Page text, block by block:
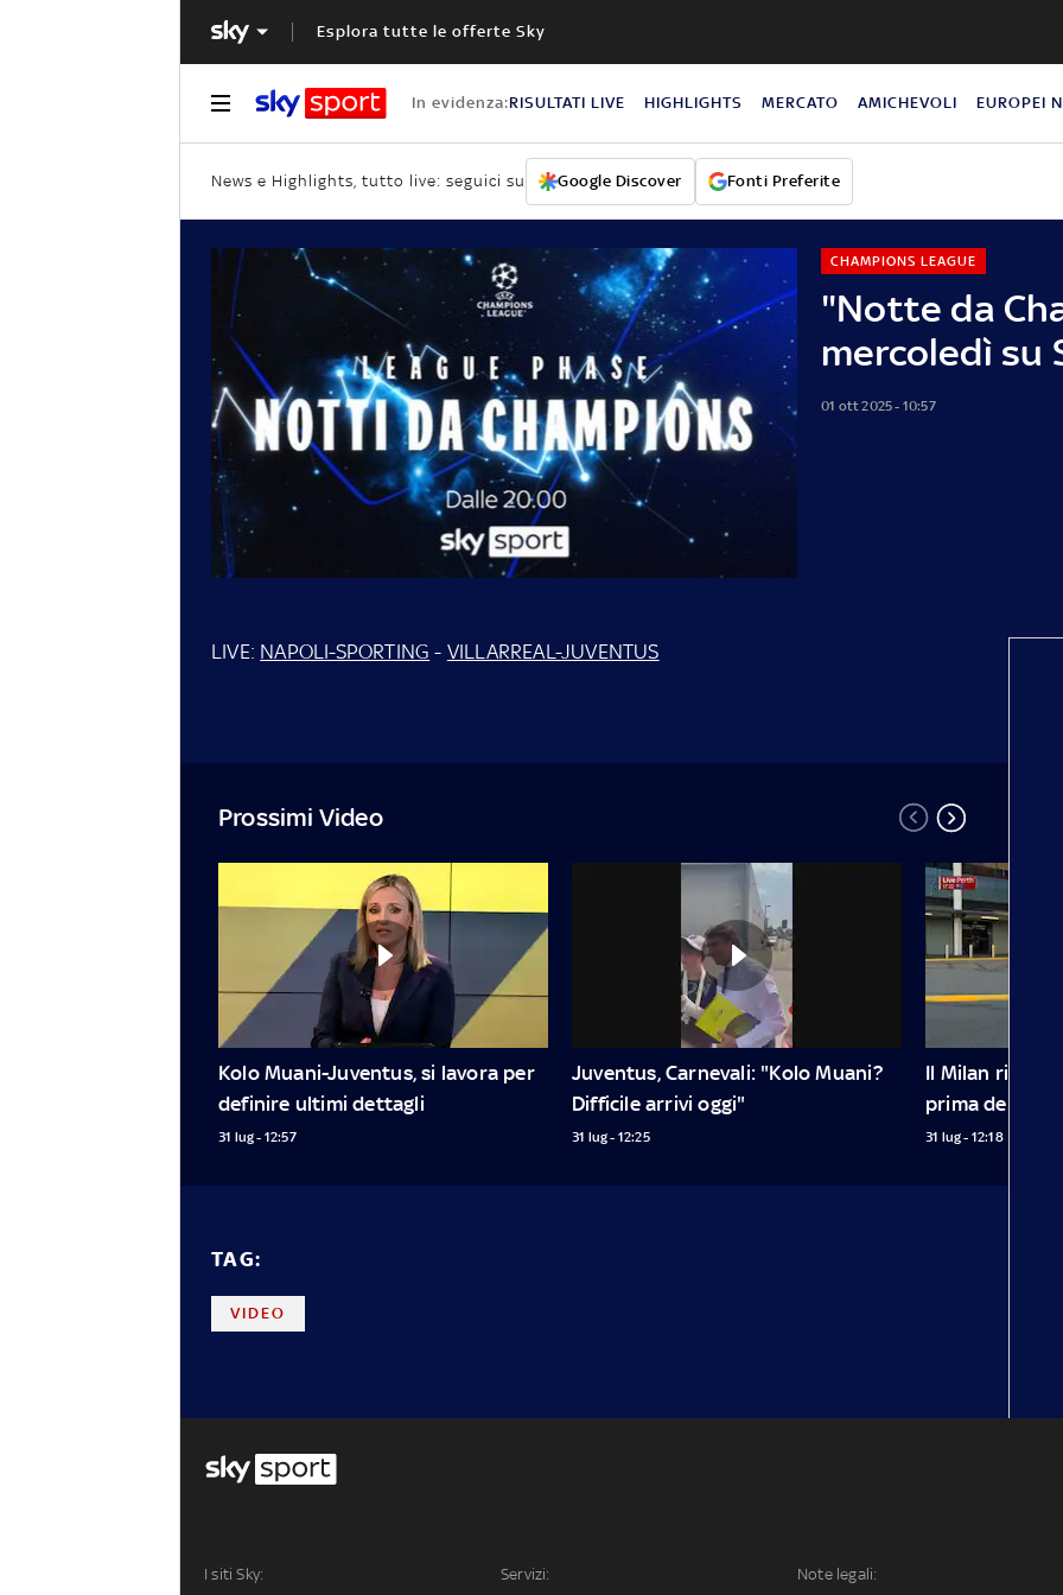
Esplora tutte le offerte Sky
In evidenza:RISULTATI LIVE HIGHLIGHTS MERCATO AMICHEVOLI EUROPEI
News e Highlights, tutto live: seguici su Google Discover Fonti Preferite
"Notte da
mercoledì su
CHAMPIONS LEAGUE
01 ott 2025 - 10:57
LIVE: NAPOLI-SPORTING - VILLARREAL-JUVENTUS
Prossimi Video
Kolo Muani-Juventus, si lavora per
definire ultimi dettagli
31 lug - 12:57
Juventus, Carnevali: "Kolo Muani?
Difficile arrivi oggi"
31 lug - 12:25
Il Milan ricorda
prima
31 lug - 12:18
TAG:
VIDEO
I siti Sky: Servizi: Note legali: